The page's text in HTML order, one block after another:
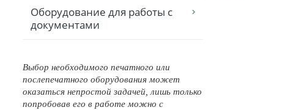
Оборудование для работы с
документами
Выбор необходимого печатного или
послепечатного оборудования может
оказаться непростой задачей, лишь только
попробовав его в работе можно с